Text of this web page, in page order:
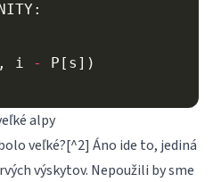
:
, i - P [ s ])
alpy
veľké?[^2] Áno ide to, jediná
výskytov. Nepoužili by sme